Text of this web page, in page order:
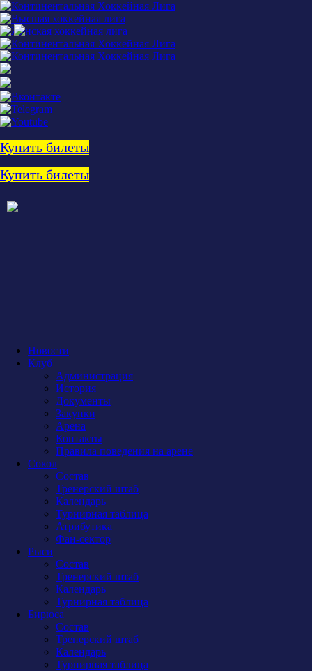
Купить билеты
Купить билеты
Новости
Клуб
Администрация
История
Документы
Закупки
Арена
Контакты
Правила поведения на арене
Сокол
Состав
Тренерский штаб
Календарь
Турнирная таблица
Атрибутика
Фан-сектор
Рыси
Состав
Тренерский штаб
Календарь
Турнирная таблица
Бирюса
Состав
Тренерский штаб
Календарь
Турнирная таблица